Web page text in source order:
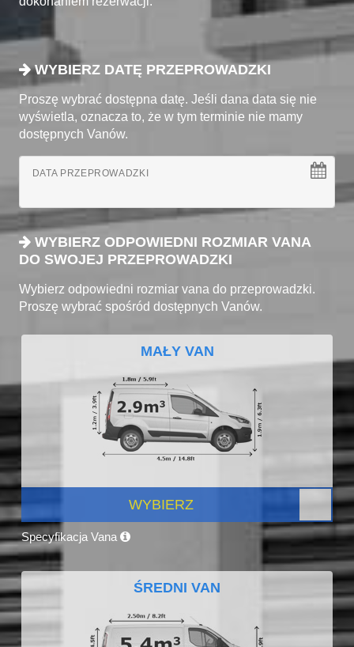
WYBIERZ DATĘ PRZEPROWADZKI
Proszę wybrać dostępna datę. Jeśli dana data się nie
wyświetla, oznacza to, że w tym terminie nie mamy
dostępnych Vanów.
DATA PRZEPROWADZKI
WYBIERZ ODPOWIEDNI ROZMIAR VANA
DO SWOJEJ PRZEPROWADZKI
Wybierz odpowiedni rozmiar vana do przeprowadzki.
Proszę wybrać spośród dostępnych Vanów.
MAŁY VAN
WYBIERZ
Specyfikacja Vana
ŚREDNI VAN